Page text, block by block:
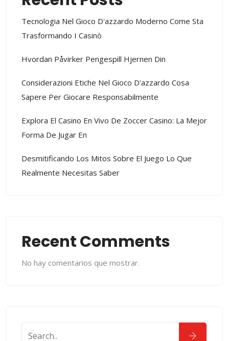
Tecnologia Nel Gioco D'azzardo Moderno Come Sta
Trasformando I Casinò
Hvordan Påvirker Pengespill Hjernen Din
Considerazioni Etiche Nel Gioco D'azzardo Cosa
Sapere Per Giocare Responsabilmente
Explora El Casino En Vivo De Zoccer Casino: La Mejor
Forma De Jugar En
Desmitificando Los Mitos Sobre El Juego Lo Que
Realmente Necesitas Saber
Recent Comments
No hay comentarios que mostrar.